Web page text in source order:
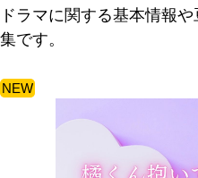
ドラマに関する基本情報
集です。
NEW